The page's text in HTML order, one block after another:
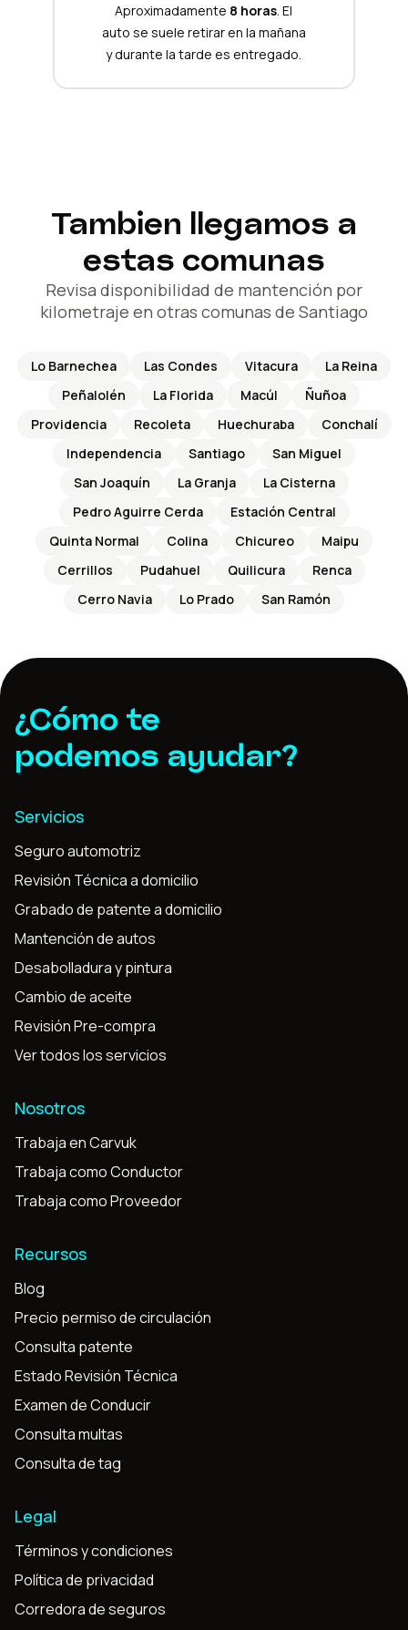
Aproximadamente 8 horas . El
auto se suele retirar en la mañana
y durante la tarde es entregado.
Tambien llegamos a
estas comunas
Revisa disponibilidad de mantención por
kilometraje en otras comunas de Santiago
Lo Barnechea Las Condes Vitacura
La Reina
Peñalolén
La Florida Macúl
Ñuñoa
Providencia
Recoleta Huechuraba
Conchalí
Independencia
Santiago
San Miguel
San Joaquín
La Granja
La Cisterna
Pedro Aguirre Cerda
Estación Central
Quinta Normal
Colina Chicureo
Maipu
Cerrillos
Pudahuel Quilicura
Renca
Cerro Navia
Lo Prado San Ramón
¿Cómo te
podemos ayudar?
Servicios
Seguro automotriz
Revisión Técnica a domicilio
Grabado de patente a domicilio
Mantención de autos
Desabolladura y pintura
Cambio de aceite
Revisión Pre-compra
Ver todos los servicios
Nosotros
Trabaja en Carvuk
Trabaja como Conductor
Trabaja como Proveedor
Recursos
Blog
Precio permiso de circulación
Consulta patente
Estado Revisión Técnica
Examen de Conducir
Consulta multas
Consulta de tag
Legal
Términos y condiciones
Política de privacidad
Corredora de seguros